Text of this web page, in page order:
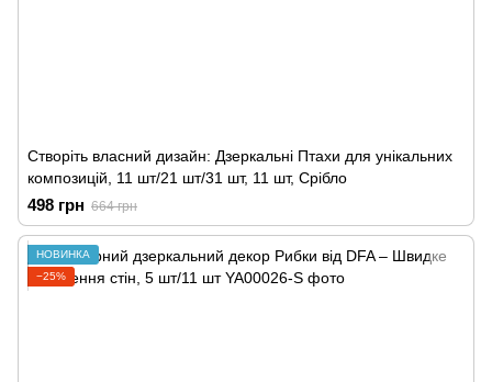
Створіть власний дизайн: Дзеркальні Птахи для унікальних
композицій, 11 шт/21 шт/31 шт, 11 шт, Срібло
498 грн 664 грн
НОВИНКА
−25%